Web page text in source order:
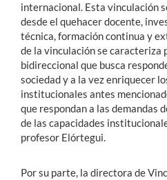
internacional. Esta vinculación
desde el quehacer docente,
técnica, formación continua y
de la vinculación se caracteriza
bidireccional que busca
sociedad y a la vez enriquecer
institucionales antes
que respondan a las demandas
de las capacidades
profesor Elórtegui.
Por su parte, la directora de